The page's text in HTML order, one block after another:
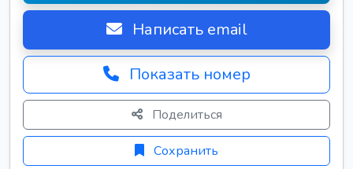
Написать email
Показать номер
Поделиться
Сохранить